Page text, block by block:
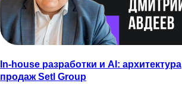
In-house разработки и AI: архитектура
продаж Setl Group